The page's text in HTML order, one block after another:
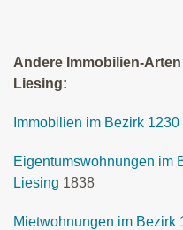
Andere Immobilien-
Liesing:
Immobilien im Bezirk
Eigentumswohnungen im
Liesing 1838
Mietwohnungen im Bezirk